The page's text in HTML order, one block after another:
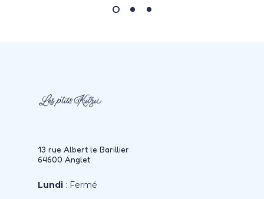
13 rue Albert le Barillier
64600 Anglet
Lundi : Fermé